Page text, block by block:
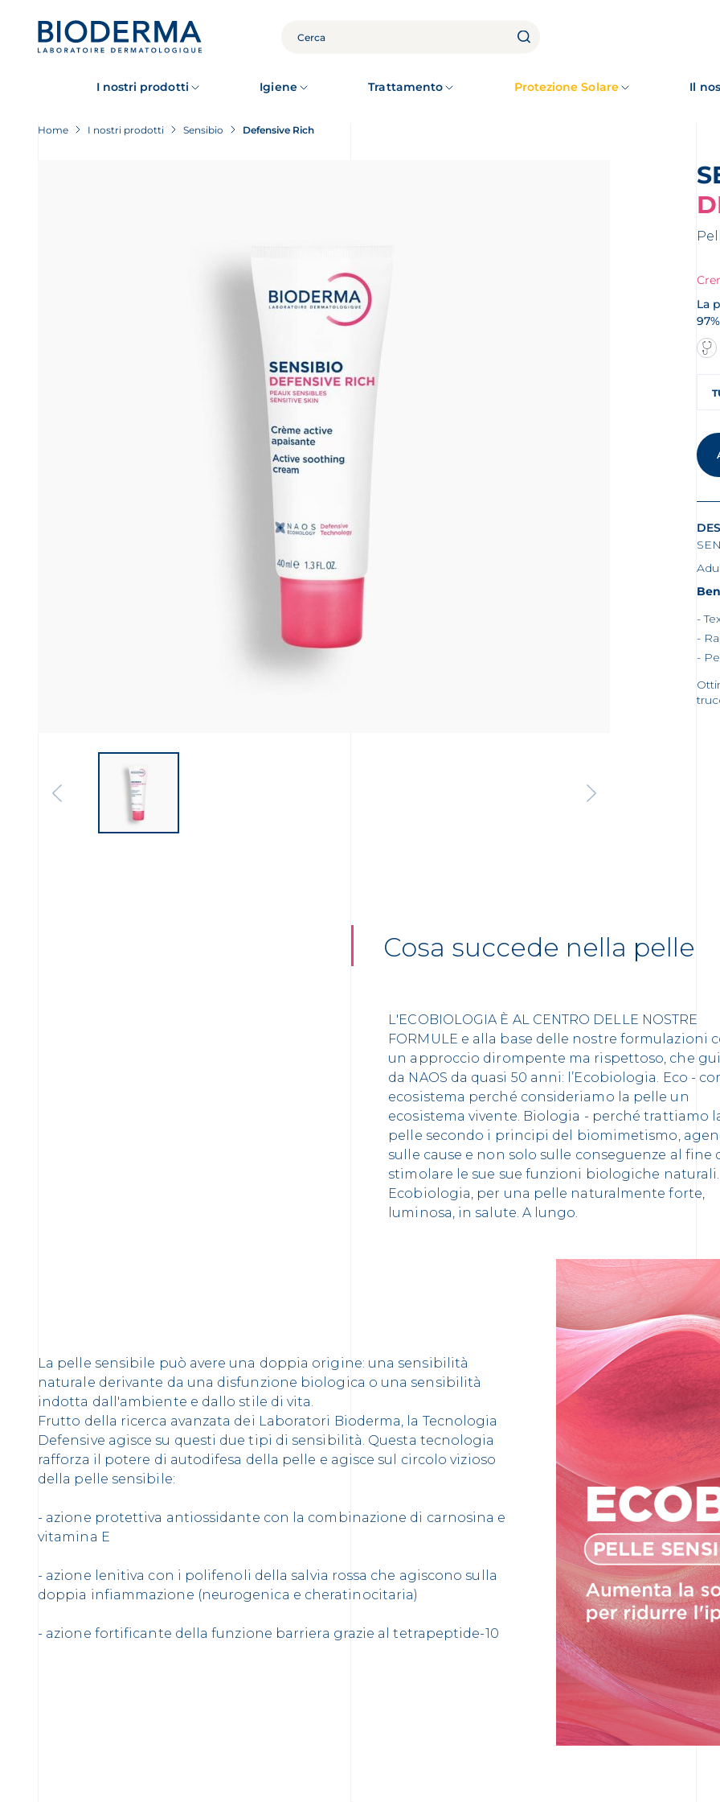
CERCA
I nostri prodotti Igiene Trattamento Protezione Solare Il
Home I nostri prodotti Sensibio Defensive Rich
La
97%
Cosa succede nella pelle
L'ECOBIOLOGIA È AL CENTRO DELLE NOSTRE
FORMULE e alla base delle nostre formulazioni
un approccio dirompente ma rispettoso, che
da NAOS da quasi 50 anni: l’Ecobiologia. Eco -
ecosistema perché consideriamo la pelle un
ecosistema vivente. Biologia - perché trattiamo
pelle secondo i principi del biomimetismo,
sulle cause e non solo sulle conseguenze al fine
stimolare le sue sue funzioni biologiche naturali.
Ecobiologia, per una pelle naturalmente forte,
luminosa, in salute. A lungo.
La pelle sensibile può avere una doppia origine: una sensibilità
naturale derivante da una disfunzione biologica o una sensibilità
indotta dall'ambiente e dallo stile di vita.
Frutto della ricerca avanzata dei Laboratori Bioderma, la Tecnologia
Defensive agisce su questi due tipi di sensibilità. Questa tecnologia
rafforza il potere di autodifesa della pelle e agisce sul circolo vizioso
della pelle sensibile:
- azione protettiva antiossidante con la combinazione di carnosina e
vitamina E
- azione lenitiva con i polifenoli della salvia rossa che agiscono sulla
doppia infiammazione (neurogenica e cheratinocitaria)
- azione fortificante della funzione barriera grazie al tetrapeptide-10